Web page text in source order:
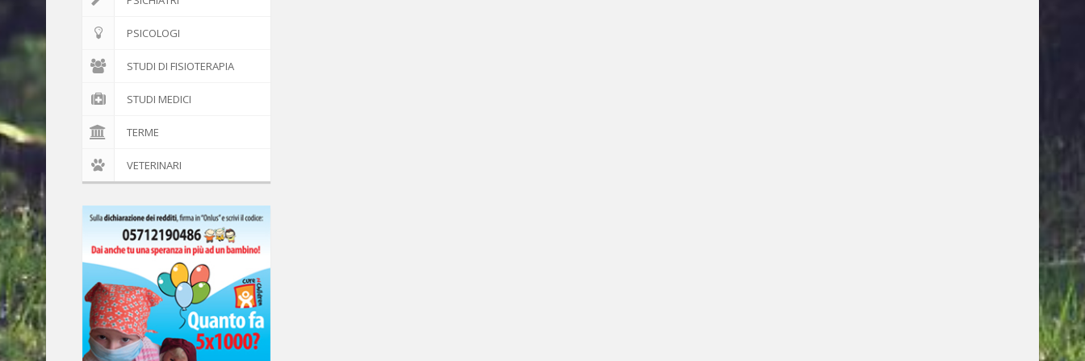
PSICOLOGI
STUDI DI FISIOTERAPIA
STUDI MEDICI
TERME
VETERINARI